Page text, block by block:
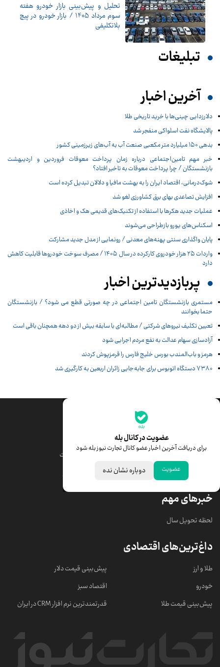
تحلیل و پیش‌بینی بازار خودرو هفته
سوم مرداد 1405 / بازار خودرو در پیچ
بلاتکلیفی
تبلیغات
آخرین اخبار
دلارزدایی چینی‌ها با خرید تاریخی طلا
پالایشگاه نفت اسلواکی منفجر شد
بدهی ۱۵۰ میلیارد متر مکعبی صنعت آب به آب‌های زیرزمینی کشور
خبر مهم تامین‌اجتماعی درباره زمان پرداخت معوقات فروردین و اردیبهشت
بازنشستگان / چرا پرداخت معوقات به تاخیر افتاد؟
شوک‌درمانی، اقتصاد ایران را به بهشت مافیا و دلالان تبدیل کرده است
افزایش تصاعدی بهای برق کشاورزی لغو شد
عملیات جدید هکرها با استفاده از تکنیک‌های قدیمی هک و اخاذی
اسکناس‌های یورو بازطراحی می‌شوند
پایان واگذاری‌ سنتی پهنه‌های معدنی / رونمایی از مدل جدید مشارکت
واردات ۲۵ هزار خودروی کارکرده در سال ۱۴۰۵ / مصرف سوخت خودرو‌ها قابلیت کاهش
دارد
پربازدیدترین اخبار
مستمری بازنشستگان تامین اجتماعی در چه صورتی قطع می شود؟ / بازنشستگان
حتما بخوانند
تعیین تکلیف نیروهای شرکتی / مطالبه‌ای با سابقه بیش از دو دهه همچنان باقی است
آزادسازی سهام عدالت به نفع مردم اجرایی شود
هرمز و باب‌المندب بورس خلیج فارس را قرمزپوش کردند
۷۳۸۰ دستگاه اتوبوس برای جابه‌جایی زائران اربعین به‌ کارگیری شد
عضویت در کانال بله
برای دریافت آخرین اخبار عضو کانال تجارت نیوز بله شود
عضویت دوباره نشان نده
جدیدترین قیمت‌ها
قیمت دلار
قیمت سکه امامی
قیمت درهم امارات
ابزار تبدیل نرخ ارز
خبرهای مهم
لحظه تحویل سال
داغ‌ترین‌های اقتصادی
طلا و ارز
خودرو
پیش‌بینی قیمت طلا
پیش‌بینی قیمت دلار
اقتصاد سبز
قدرتمندترین نرم‌ افزار CRM در ایران